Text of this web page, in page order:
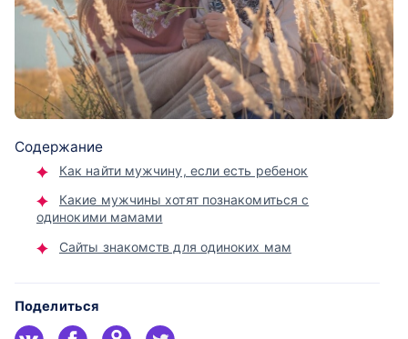
Содержание
Как найти мужчину, если есть ребенок
Какие мужчины хотят познакомиться с
одинокими мамами
Сайты знакомств для одиноких мам
Поделиться